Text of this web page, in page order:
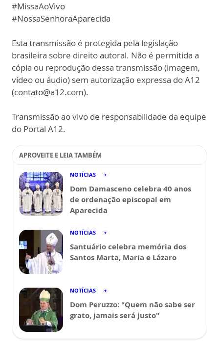
#MissaAoVivo
#NossaSenhoraAparecida
Esta transmissão é protegida pela legislação
brasileira sobre direito autoral. Não é permitida a
cópia ou reprodução dessa transmissão (imagem,
vídeo ou áudio) sem autorização expressa do A12
(contato@a12.com).
Transmissão ao vivo de responsabilidade da equipe
do Portal A12.
APROVEITE E LEIA TAMBÉM
NOTÍCIAS
Dom Damasceno celebra 40 anos
de ordenação episcopal em
Aparecida
NOTÍCIAS
Santuário celebra memória dos
Santos Marta, Maria e Lázaro
NOTÍCIAS
Dom Peruzzo: "Quem não sabe ser
grato, jamais será justo"